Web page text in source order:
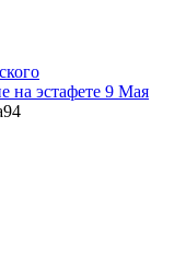
на эстафете 9 Мая